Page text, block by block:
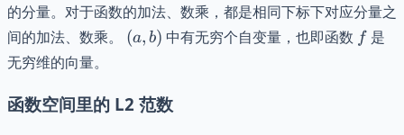
的分量。对于函数的加法、数乘，都是相同下标下对应分量之
间的加法、数乘。 (a,b)
(a, b) 中有无穷个自变量，也即函数 ff 是
无穷维的向量。
函数空间里的 L2 范数